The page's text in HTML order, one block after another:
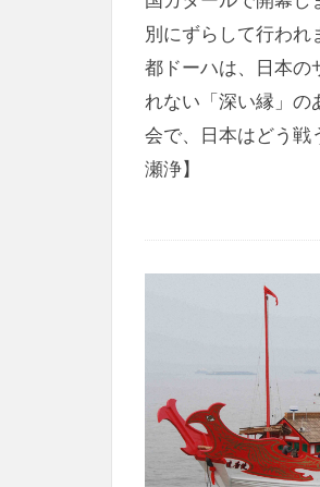
別にずらして行わ
都ドーハは、日本の
れない「深い縁」の
会で、日本はどう戦
瀬浄】